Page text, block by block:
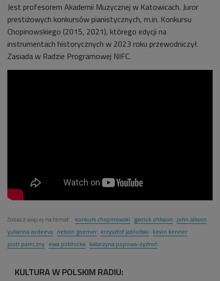
Jest profesorem Akademii Muzycznej w Katowicach. Juror
prestiżowych konkursów pianistycznych, m.in. Konkursu
Chopinowskiego (2015, 2021), którego edycji na
instrumentach historycznych w 2023 roku przewodniczył.
Zasiada w Radzie Programowej NIFC.
Zobacz więcej na temat: konkurs chopinowski garrick ohlsson john allison
yulianna avdeeva nelson goerner krzysztof jabłoński kevin kenner
piotr paleczny ewa pobłocka katarzyna popowa-zydroń
KULTURA W POLSKIM RADIU: